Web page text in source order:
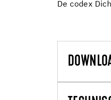
De codex